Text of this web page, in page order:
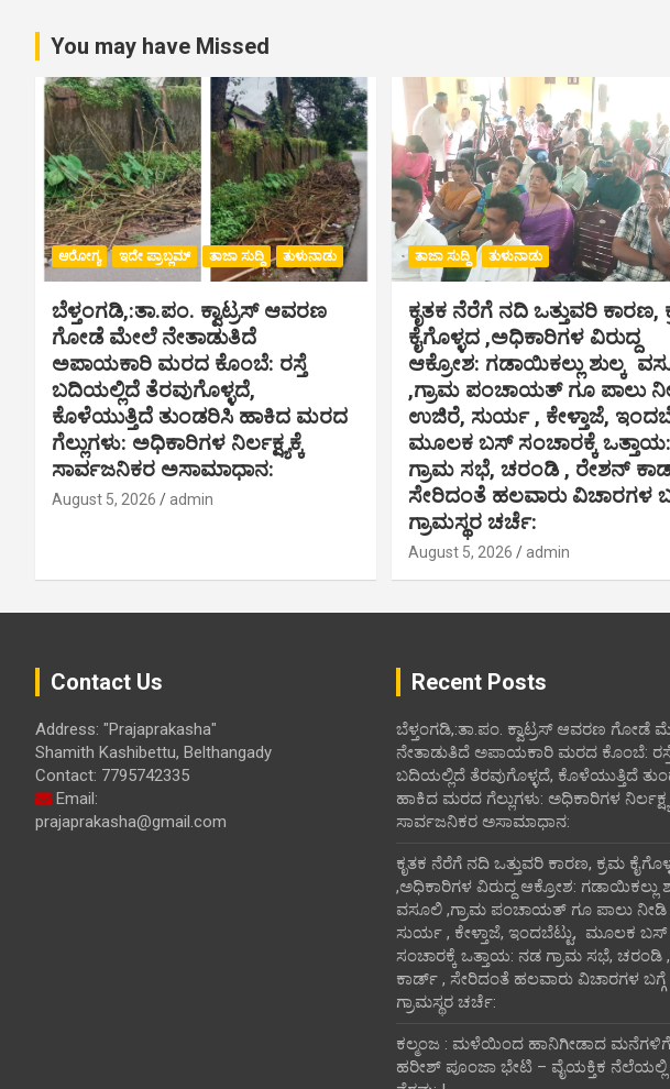
You may have Missed
ಆರೋಗ್ಯ ಇದೇ ಪ್ರಾಬ್ಲಮ್ ತಾಜಾ ಸುದ್ದಿ ತುಳುನಾಡು
ಬೆಳ್ತಂಗಡಿ,:ತಾ.ಪಂ‌. ಕ್ವಾಟ್ರಸ್ ಆವರಣ
ಗೋಡೆ ಮೇಲೆ ನೇತಾಡುತಿದೆ
ಅಪಾಯಕಾರಿ ಮರದ ಕೊಂಬೆ: ರಸ್ತೆ
ಬದಿಯಲ್ಲಿದೆ ತೆರವುಗೊಳ್ಳದೆ,
ಕೊಳೆಯುತ್ತಿದೆ ತುಂಡರಿಸಿ ಹಾಕಿದ ಮರದ
ಗೆಲ್ಲುಗಳು: ಅಧಿಕಾರಿಗಳ ನಿರ್ಲಕ್ಷ್ಯಕ್ಕೆ
ಸಾರ್ವಜನಿಕರ ಅಸಾಮಾಧಾನ:
August 5, 2026 admin
ತಾಜಾ ಸುದ್ದಿ ತುಳುನಾಡು
ಕೃತಕ ನೆರೆಗೆ ನದಿ ಒತ್ತುವರಿ ಕಾರಣ,
ಕೈಗೊಳ್ಳದ ,ಅಧಿಕಾರಿಗಳ ವಿರುದ್ದ
ಆಕ್ರೋಶ: ಗಡಾಯಿಕಲ್ಲು ಶುಲ್ಕ
,ಗ್ರಾಮ ಪಂಚಾಯತ್ ಗೂ ಪಾಲು
ಉಜಿರೆ, ಸುರ್ಯ , ಕೇಳ್ತಾಜೆ,
ಮೂಲಕ ಬಸ್ ಸಂಚಾರಕ್ಕೆ
ಗ್ರಾಮ ಸಭೆ, ಚರಂಡಿ , ರೇಶನ್
ಸೇರಿದಂತೆ ಹಲವಾರು ವಿಚಾರಗಳ
ಗ್ರಾಮಸ್ಥರ ಚರ್ಚೆ:
August 5, 2026 admin
Contact Us
Address: "Prajaprakasha"
Shamith Kashibettu, Belthangady
Contact: 7795742335
Email:
prajaprakasha@gmail.com
Recent Posts
ಬೆಳ್ತಂಗಡಿ,:ತಾ.ಪಂ‌. ಕ್ವಾಟ್ರಸ್ ಆವರಣ ಗೋಡೆ
ನೇತಾಡುತಿದೆ ಅಪಾಯಕಾರಿ ಮರದ ಕೊಂಬೆ:
ಬದಿಯಲ್ಲಿದೆ ತೆರವುಗೊಳ್ಳದೆ, ಕೊಳೆಯುತ್ತಿದೆ
ಹಾಕಿದ ಮರದ ಗೆಲ್ಲುಗಳು: ಅಧಿಕಾರಿಗಳ
ಸಾರ್ವಜನಿಕರ ಅಸಾಮಾಧಾನ:
ಕೃತಕ ನೆರೆಗೆ ನದಿ ಒತ್ತುವರಿ ಕಾರಣ, ಕ್ರಮ
,ಅಧಿಕಾರಿಗಳ ವಿರುದ್ದ ಆಕ್ರೋಶ: ಗಡಾಯಿಕಲ್ಲು
ವಸೂಲಿ ,ಗ್ರಾಮ ಪಂಚಾಯತ್ ಗೂ ಪಾಲು
ಸುರ್ಯ , ಕೇಳ್ತಾಜೆ, ಇಂದಬೆಟ್ಟು, ಮೂಲಕ ಬಸ್
ಸಂಚಾರಕ್ಕೆ ಒತ್ತಾಯ: ನಡ ಗ್ರಾಮ ಸಭೆ, ಚರಂಡಿ
ಕಾರ್ಡ್ , ಸೇರಿದಂತೆ ಹಲವಾರು ವಿಚಾರಗಳ ಬಗ್ಗೆ
ಗ್ರಾಮಸ್ಥರ ಚರ್ಚೆ:
ಕಲ್ಮಂಜ : ಮಳೆಯಿಂದ ಹಾನಿಗೀಡಾದ ಮನೆಗಳಿಗೆ
ಹರೀಶ್ ಪೂಂಜಾ ಭೇಟಿ – ವೈಯಕ್ತಿಕ